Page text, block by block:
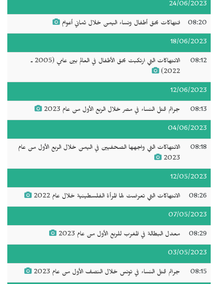
24/06/2023
08:20 انتهاكات بحق أطفال ونساء اليمن خلال ثماني أعوام
18/06/2023
08:12
الانتهاكات التي ارتكبت بحق الأطفال في العالم بين عامي (2005 ـ
2022)
12/06/2023
08:13 جرائم قتل النساء في مصر خلال الربع الأول من عام 2023
04/06/2023
08:18
الانتهاكات التي واجهها الصحفيين في اليمن خلال الربع الأول من عام
2023
12/05/2023
08:26 الانتهاكات التي تعرضت لها المرأة الفلسطينية خلال عام 2022
07/05/2023
08:29 معدل البطالة في المغرب للربع الأول من عام 2023
03/05/2023
08:15 جرائم قتل النساء في تونس خلال النصف الأول من عام 2023